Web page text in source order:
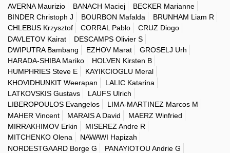
AVERNA Maurizio
BANACH Maciej
BECKER Marianne
BINDER Christoph J
BOURBON Mafalda
BRUNHAM Liam R
CHLEBUS Krzysztof
CORRAL Pablo
CRUZ Diogo
DAVLETOV Kairat
DESCAMPS Olivier S
DWIPUTRA Bambang
EZHOV Marat
GROSELJ Urh
HARADA-SHIBA Mariko
HOLVEN Kirsten B
HUMPHRIES Steve E
KAYIKCIOGLU Meral
KHOVIDHUNKIT Weerapan
LALIC Katarina
LATKOVSKIS Gustavs
LAUFS Ulrich
LIBEROPOULOS Evangelos
LIMA-MARTINEZ Marcos M
MAHER Vincent
MARAIS A David
MAERZ Winfried
MIRRAKHIMOV Erkin
MISEREZ Andre R
MITCHENKO Olena
NAWAWI Hapizah
NORDESTGAARD Borge G
PANAYIOTOU Andrie G